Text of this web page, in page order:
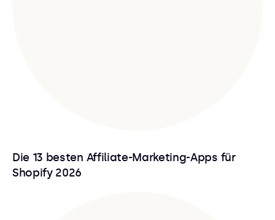
Die 13 besten Affiliate-Marketing-Apps für
Shopify 2026